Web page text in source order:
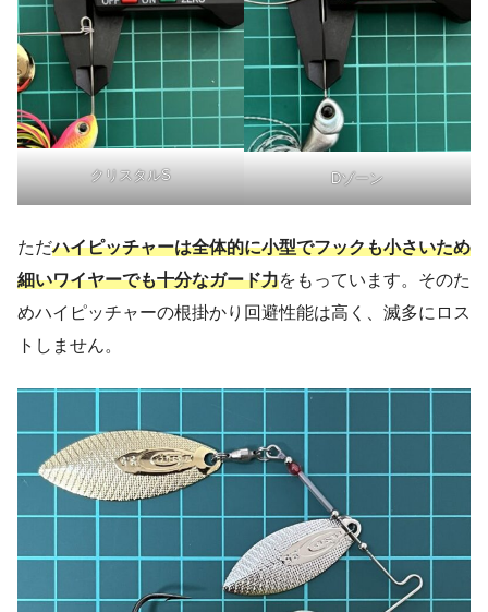
クリスタルS Dゾーン
ただハイピッチャーは全体的に小型でフックも小さいため
細いワイヤーでも十分なガード力をもっています。そのた
めハイピッチャーの根掛かり回避性能は高く、滅多にロス
トしません。